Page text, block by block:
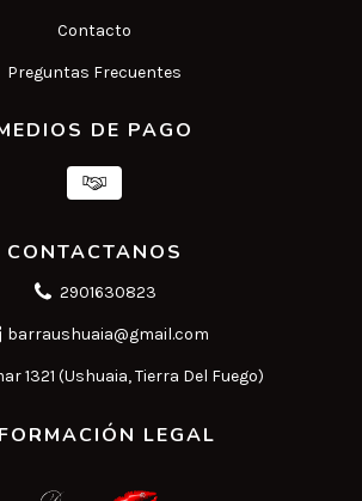
Contacto
Preguntas Frecuentes
DE PAGO
CONTACTANOS
2901630823
barraushuaia@gmail.com
1321 (Ushuaia, Tierra Del Fuego)
LEGAL